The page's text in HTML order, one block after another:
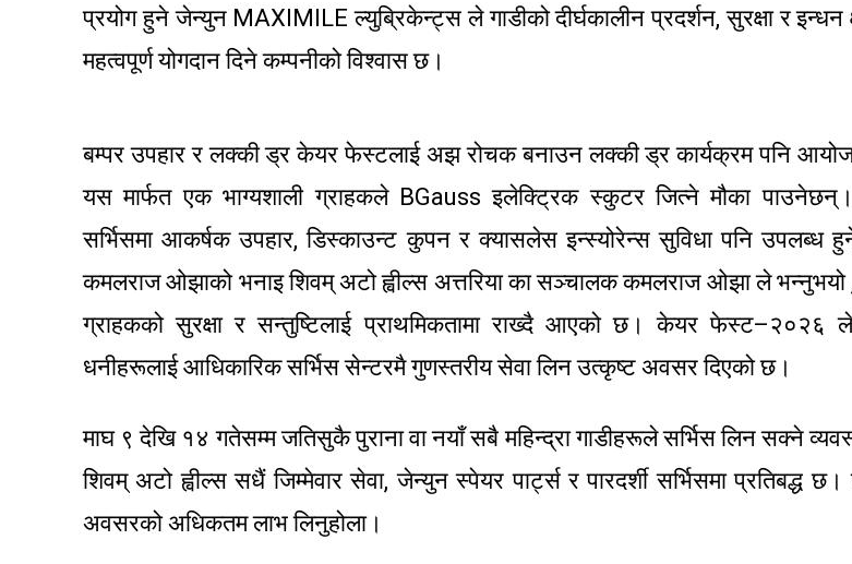
प्रयोग हुने जेन्युन MAXIMILE ल्युब्रिकेन्ट्स ले गाडीको दीर्घकालीन प्रदर्शन, सुरक्षा र इन्धन
महत्वपूर्ण योगदान दिने कम्पनीको विश्वास छ।
बम्पर उपहार र लक्की ड्र केयर फेस्टलाई अझ रोचक बनाउन लक्की ड्र कार्यक्रम पनि
यस मार्फत एक भाग्यशाली ग्राहकले BGauss इलेक्ट्रिक स्कुटर जित्ने मौका
सर्भिसमा आकर्षक उपहार, डिस्काउन्ट कुपन र क्यासलेस इन्स्योरेन्स सुविधा पनि
कमलराज ओझाको भनाइ शिवम् अटो ह्वील्स अत्तरिया का सञ्चालक कमलराज ओझा ले भन्नुभयो
ग्राहकको सुरक्षा र सन्तुष्टिलाई प्राथमिकतामा राख्दै आएको छ। केयर फेस्ट–२०२६ ले
धनीहरूलाई आधिकारिक सर्भिस सेन्टरमै गुणस्तरीय सेवा लिन उत्कृष्ट अवसर दिएको छ।
माघ ९ देखि १४ गतेसम्म जतिसुकै पुराना वा नयाँ सबै महिन्द्रा गाडीहरूले सर्भिस लिन सक्ने
शिवम् अटो ह्वील्स सधैं जिम्मेवार सेवा, जेन्युन स्पेयर पार्ट्स र पारदर्शी सर्भिसमा प्रतिबद्ध
अवसरको अधिकतम लाभ लिनुहोला।